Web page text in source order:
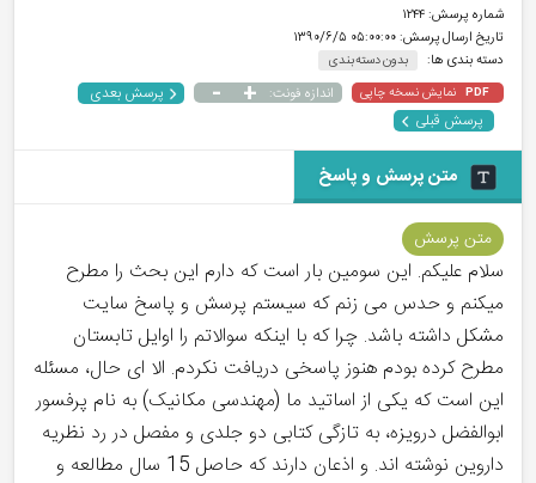
شماره پرسش:۱۲۴۴
تاریخ ارسال پرسش:۰۵:۰۰:۰۰ ۱۳۹۰/۶/۵
دسته بندی ها:
بدون دسته بندی
PDF نمایش نسخه چاپی اندازه فونت: +
-
پرسش بعدی
پرسش قبلی
متن پرسش و پاسخ
متن پرسش
سلام علیکم. این سومین بار است که دارم این بحث را مطرح
میکنم و حدس می زنم که سیستم پرسش و پاسخ سایت
مشکل داشته باشد. چرا که با اینکه سوالاتم را اوایل تابستان
مطرح کرده بودم هنوز پاسخی دریافت نکردم. الا ای حال، مسئله
این است که یکی از اساتید ما (مهندسی مکانیک) به نام پرفسور
ابوالفضل درویزه، به تازگی کتابی دو جلدی و مفصل در رد نظریه
داروین نوشته اند. و اذعان دارند که حاصل 15 سال مطالعه و